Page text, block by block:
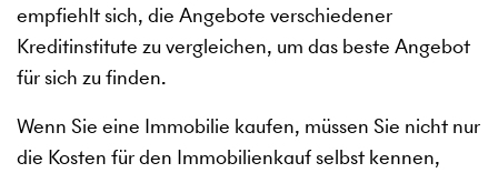
empfiehlt sich, die Angebote verschiedener
Kreditinstitute zu vergleichen, um das beste Angebot
für sich zu finden.
Wenn Sie eine Immobilie kaufen, müssen Sie nicht nur
die Kosten für den Immobilienkauf selbst kennen,